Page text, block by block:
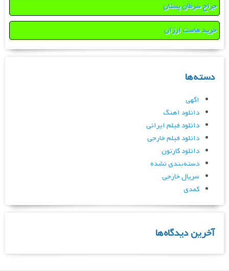
جراح سرطان پستان
خرید هاست ارزان
دسته‌ها
اگهی
دانلود اهنگ
دانلود فیلم ایرانی
دانلود فیلم خارجی
دانلود کارتون
دسته‌بندی نشده
سریال خارجی
کمدی
آخرین دیدگاه‌ها